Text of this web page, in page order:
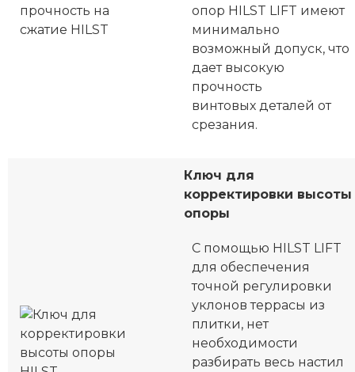
опор HILST LIFT имеют
минимально
возможный допуск, что
дает высокую
прочность
винтовых деталей от
срезания.
Ключ для
корректировки высоты
опоры
С помощью HILST LIFT
для обеспечения
точной регулировки
уклонов террасы из
плитки, нет
необходимости
разбирать весь настил